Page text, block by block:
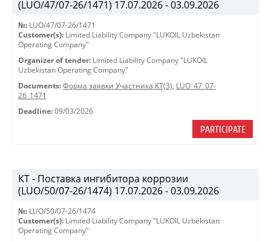
(LUO/47/07-26/1471) 17.07.2026 - 03.09.2026
№: LUO/47/07-26/1471
Customer(s): Limited Liability Company "LUKOIL Uzbekistan
Operating Company"
Organizer of tender: Limited Liability Company "LUKOIL
Uzbekistan Operating Company"
Documents: Форма заявки Участника КТ(3), LUO_47_07-
26_1471
Deadline: 09/03/2026
PARTICIPATE
КТ - Поставка ингибитора коррозии
(LUO/50/07-26/1474) 17.07.2026 - 03.09.2026
№: LUO/50/07-26/1474
Customer(s): Limited Liability Company "LUKOIL Uzbekistan
Operating Company"